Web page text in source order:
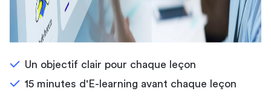
Un objectif clair pour chaque leçon
15 minutes d'E-learning avant chaque leçon